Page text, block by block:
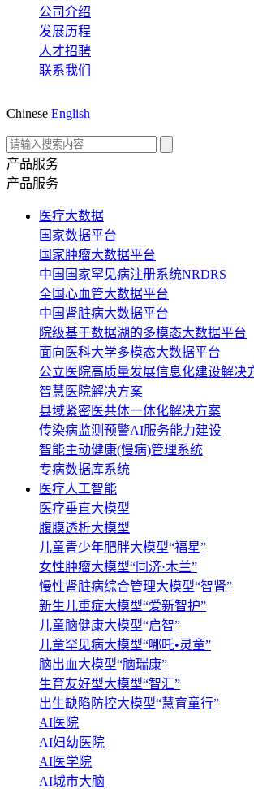
公司介绍
发展历程
人才招聘
联系我们
Chinese English
产品服务
产品服务
医疗大数据
国家数据平台
国家肿瘤大数据平台
中国国家罕见病注册系统NRDRS
全国心血管大数据平台
中国肾脏病大数据平台
院级基于数据湖的多模态大数据平台
面向医科大学多模态大数据平台
公立医院高质量发展信息化建设解决
智慧医院解决方案
县域紧密医共体一体化解决方案
传染病监测预警AI服务能力建设
智能主动健康(慢病)管理系统
专病数据库系统
医疗人工智能
医疗垂直大模型
腹膜透析大模型
儿童青少年肥胖大模型“福星”
女性肿瘤大模型“同济·木兰”
慢性肾脏病综合管理大模型“智肾”
新生儿重症大模型“爱新智护”
儿童脑健康大模型“启智”
儿童罕见病大模型“哪吒•灵童”
脑出血大模型“脑瑞康”
生育友好型大模型“智汇”
出生缺陷防控大模型“慧育童行”
AI医院
AI妇幼医院
AI医学院
AI城市大脑